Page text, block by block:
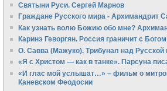
Святыни Руси. Сергей Марнов
Граждане Русского мира - Архимандрит
Как узнать волю Божию обо мне?
Каринэ Геворгян. Россия граничит с Богом
О. Савва (Мажуко). Трибунал над Русской
«Я с Христом — как в танке». Парсуна
«И глас мой услышат…» – фильм о
Каневском Феодосии